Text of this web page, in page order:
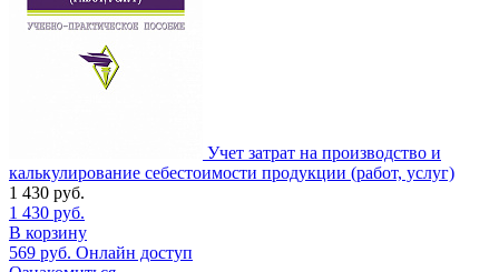
Учет затрат на производство и
калькулирование себестоимости продукции (работ, услуг)
1 430 руб.
1 430 руб.
В корзину
569 руб. Онлайн доступ